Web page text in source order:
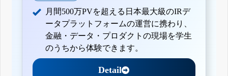
月間500万PVを超える日本最大級のIRデ
ータプラットフォームの運営に携わり、
金融・データ・プロダクトの現場を学生
のうちから体験できます。
Detail